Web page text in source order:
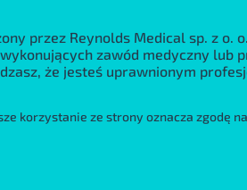
przez Reynolds Medical sp. z
zawód medyczny lub
że jesteś uprawnionym
korzystanie ze strony oznacza zgodę
oraz
od dokładności
od jakości mankietów
Jednoczęściowe
szybkiego